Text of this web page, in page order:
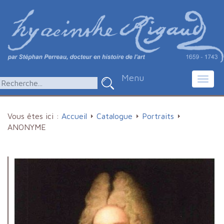
Menu
Vous êtes ici : Accueil Catalogue
Portraits
ANONYME